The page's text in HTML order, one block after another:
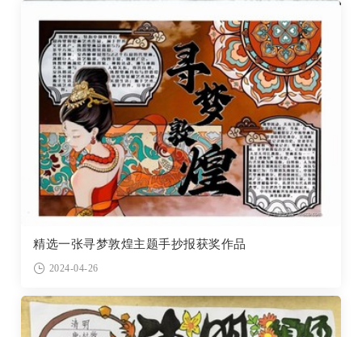
精选一张寻梦敦煌主题手抄报获奖作品
2024-04-26